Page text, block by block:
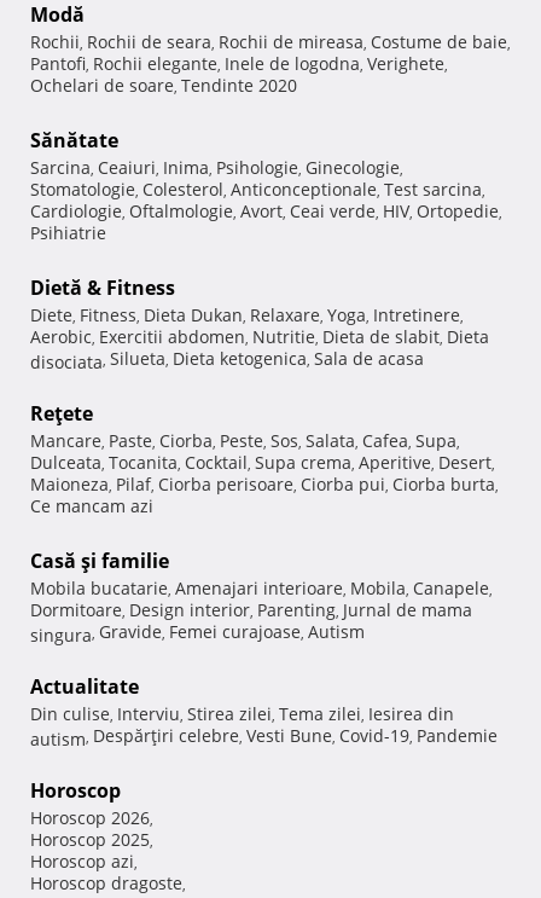
Modă
Rochii, Rochii de seara, Rochii de mireasa, Costume de baie,
Pantofi, Rochii elegante, Inele de logodna, Verighete,
Ochelari de soare, Tendinte 2020
Sănătate
Sarcina, Ceaiuri, Inima, Psihologie, Ginecologie,
Stomatologie, Colesterol, Anticonceptionale, Test sarcina,
Cardiologie, Oftalmologie, Avort, Ceai verde, HIV, Ortopedie,
Psihiatrie
Dietă & Fitness
Diete, Fitness, Dieta Dukan, Relaxare, Yoga, Intretinere,
Aerobic, Exercitii abdomen, Nutritie, Dieta de slabit, Dieta
disociata, Silueta, Dieta ketogenica, Sala de acasa
Reţete
Mancare, Paste, Ciorba, Peste, Sos, Salata, Cafea, Supa,
Dulceata, Tocanita, Cocktail, Supa crema, Aperitive, Desert,
Maioneza, Pilaf, Ciorba perisoare, Ciorba pui, Ciorba burta,
Ce mancam azi
Casă şi familie
Mobila bucatarie, Amenajari interioare, Mobila, Canapele,
Dormitoare, Design interior, Parenting, Jurnal de mama
singura, Gravide, Femei curajoase, Autism
Actualitate
Din culise, Interviu, Stirea zilei, Tema zilei, Iesirea din
autism, Despărţiri celebre, Vesti Bune, Covid-19, Pandemie
Horoscop
Horoscop 2026,
Horoscop 2025,
Horoscop azi,
Horoscop dragoste,